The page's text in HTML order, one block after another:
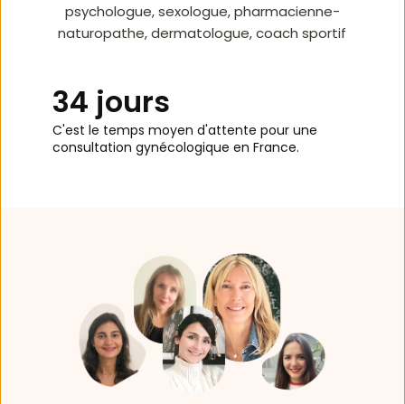
psychologue, sexologue, pharmacienne-
naturopathe, dermatologue, coach sportif
34 jours
C'est le temps moyen d'attente pour une
consultation gynécologique en France.